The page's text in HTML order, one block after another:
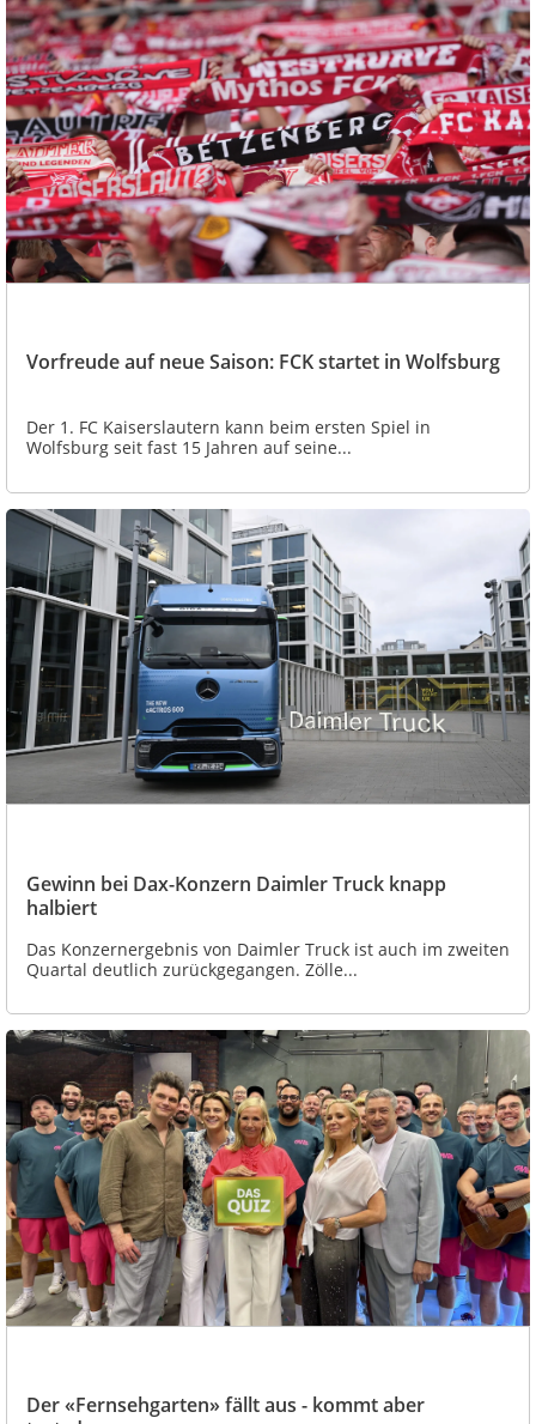
Vorfreude auf neue Saison: FCK startet in Wolfsburg
Der 1. FC Kaiserslautern kann beim ersten Spiel in
Wolfsburg seit fast 15 Jahren auf seine...
Gewinn bei Dax-Konzern Daimler Truck knapp
halbiert
Das Konzernergebnis von Daimler Truck ist auch im zweiten
Quartal deutlich zurückgegangen. Zölle...
Der «Fernsehgarten» fällt aus - kommt aber